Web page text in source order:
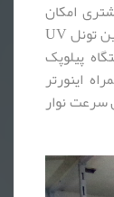
امکان
نصب دستگاه تاریخ زن یا جت پرینتر و همچنین تونل UV
پیلوپک
اینورتر
نوار